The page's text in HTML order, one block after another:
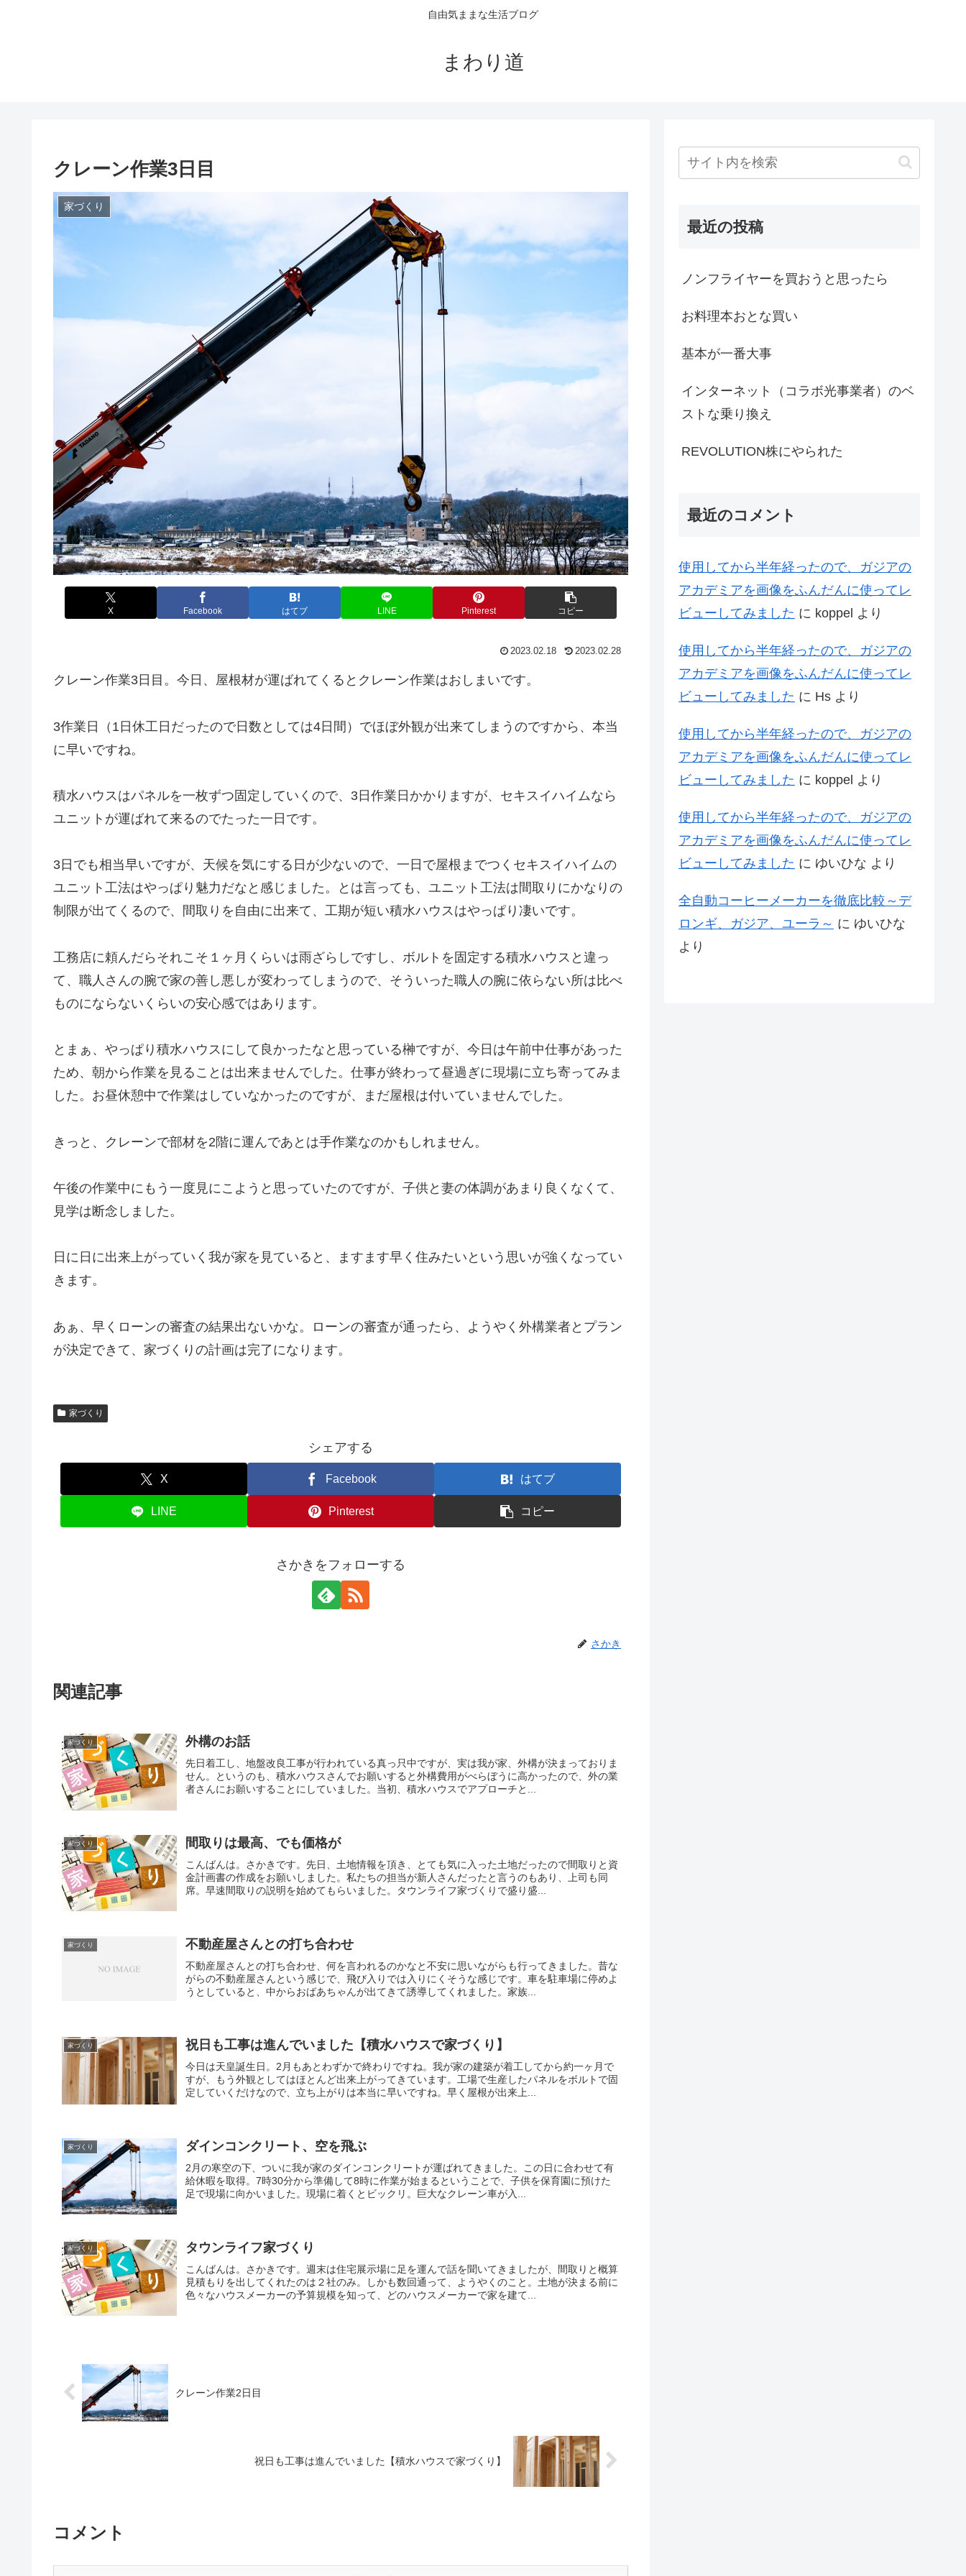
自由気ままな生活ブログ
まわり道
クレーン作業3日目
家づくり
X Facebook はてブ LINE Pinterest コピー
2023.02.18 2023.02.28
クレーン作業3日目。今日、屋根材が運ばれてくるとクレーン作業はおしまいです。
3作業日（1日休工日だったので日数としては4日間）でほぼ外観が出来てしまうのですから、本当
に早いですね。
積水ハウスはパネルを一枚ずつ固定していくので、3日作業日かかりますが、セキスイハイムなら
ユニットが運ばれて来るのでたった一日です。
3日でも相当早いですが、天候を気にする日が少ないので、一日で屋根までつくセキスイハイムの
ユニット工法はやっぱり魅力だなと感じました。とは言っても、ユニット工法は間取りにかなりの
制限が出てくるので、間取りを自由に出来て、工期が短い積水ハウスはやっぱり凄いです。
工務店に頼んだらそれこそ１ヶ月くらいは雨ざらしですし、ボルトを固定する積水ハウスと違っ
て、職人さんの腕で家の善し悪しが変わってしまうので、そういった職人の腕に依らない所は比べ
ものにならないくらいの安心感ではあります。
とまぁ、やっぱり積水ハウスにして良かったなと思っている榊ですが、今日は午前中仕事があった
ため、朝から作業を見ることは出来ませんでした。仕事が終わって昼過ぎに現場に立ち寄ってみま
した。お昼休憩中で作業はしていなかったのですが、まだ屋根は付いていませんでした。
きっと、クレーンで部材を2階に運んであとは手作業なのかもしれません。
午後の作業中にもう一度見にこようと思っていたのですが、子供と妻の体調があまり良くなくて、
見学は断念しました。
日に日に出来上がっていく我が家を見ていると、ますます早く住みたいという思いが強くなってい
きます。
あぁ、早くローンの審査の結果出ないかな。ローンの審査が通ったら、ようやく外構業者とプラン
が決定できて、家づくりの計画は完了になります。
家づくり
シェアする
X Facebook はてブ
LINE Pinterest コピー
さかきをフォローする
さかき
関連記事
家づくり 外構のお話
先日着工し、地盤改良工事が行われている真っ只中ですが、実は我が家、外構が決まっておりま
せん。というのも、積水ハウスさんでお願いすると外構費用がべらぼうに高かったので、外の業
者さんにお願いすることにしていました。当初、積水ハウスでアプローチと...
家づくり 間取りは最高、でも価格が
こんばんは。さかきです。先日、土地情報を頂き、とても気に入った土地だったので間取りと資
金計画書の作成をお願いしました。私たちの担当が新人さんだったと言うのもあり、上司も同
席。早速間取りの説明を始めてもらいました。タウンライフ家づくりで盛り盛...
家づくり 不動産屋さんとの打ち合わせ
不動産屋さんとの打ち合わせ、何を言われるのかなと不安に思いながらも行ってきました。昔な
がらの不動産屋さんという感じで、飛び入りでは入りにくそうな感じです。車を駐車場に停めよ
うとしていると、中からおばあちゃんが出てきて誘導してくれました。家族...
家づくり 祝日も工事は進んでいました【積水ハウスで家づくり】
今日は天皇誕生日。2月もあとわずかで終わりですね。我が家の建築が着工してから約一ヶ月で
すが、もう外観としてはほとんど出来上がってきています。工場で生産したパネルをボルトで固
定していくだけなので、立ち上がりは本当に早いですね。早く屋根が出来上...
家づくり ダインコンクリート、空を飛ぶ
2月の寒空の下、ついに我が家のダインコンクリートが運ばれてきました。この日に合わせて有
給休暇を取得。7時30分から準備して8時に作業が始まるということで、子供を保育園に預けた
足で現場に向かいました。現場に着くとビックリ。巨大なクレーン車が入...
家づくり タウンライフ家づくり
こんばんは。さかきです。週末は住宅展示場に足を運んで話を聞いてきましたが、間取りと概算
見積もりを出してくれたのは２社のみ。しかも数回通って、ようやくのこと。土地が決まる前に
色々なハウスメーカーの予算規模を知って、どのハウスメーカーで家を建て...
クレーン作業2日目
祝日も工事は進んでいました【積水ハウスで家づくり】
コメント
最近の投稿
ノンフライヤーを買おうと思ったら
お料理本おとな買い
基本が一番大事
インターネット（コラボ光事業者）のベ
ストな乗り換え
REVOLUTION株にやられた
最近のコメント
使用してから半年経ったので、ガジアの
アカデミアを画像をふんだんに使ってレ
ビューしてみました に koppel より
使用してから半年経ったので、ガジアの
アカデミアを画像をふんだんに使ってレ
ビューしてみました に Hs より
使用してから半年経ったので、ガジアの
アカデミアを画像をふんだんに使ってレ
ビューしてみました に koppel より
使用してから半年経ったので、ガジアの
アカデミアを画像をふんだんに使ってレ
ビューしてみました に ゆいひな より
全自動コーヒーメーカーを徹底比較～デ
ロンギ、ガジア、ユーラ～ に ゆいひな
より